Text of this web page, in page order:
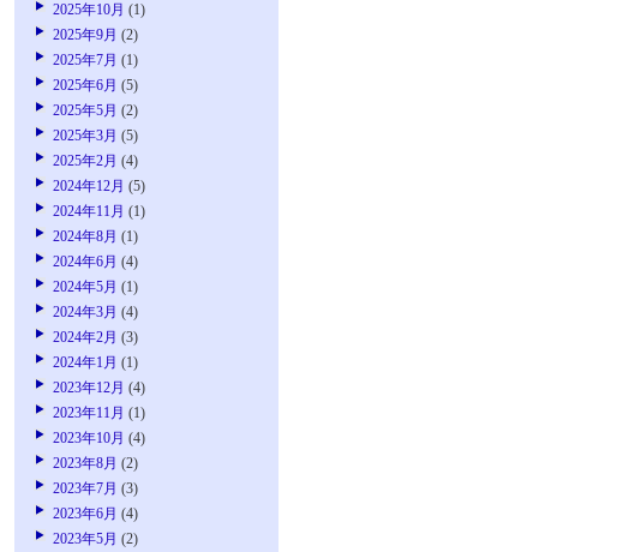
2025年10月 (1)
2025年9月 (2)
2025年7月 (1)
2025年6月 (5)
2025年5月 (2)
2025年3月 (5)
2025年2月 (4)
2024年12月 (5)
2024年11月 (1)
2024年8月 (1)
2024年6月 (4)
2024年5月 (1)
2024年3月 (4)
2024年2月 (3)
2024年1月 (1)
2023年12月 (4)
2023年11月 (1)
2023年10月 (4)
2023年8月 (2)
2023年7月 (3)
2023年6月 (4)
2023年5月 (2)